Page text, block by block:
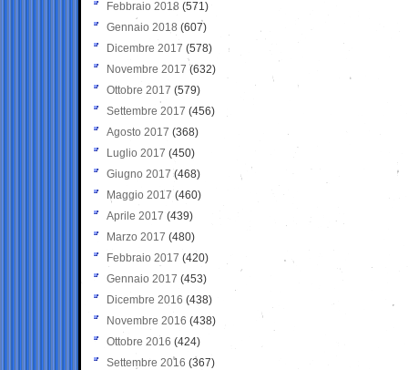
Febbraio 2018 (571)
Gennaio 2018 (607)
Dicembre 2017 (578)
Novembre 2017 (632)
Ottobre 2017 (579)
Settembre 2017 (456)
Agosto 2017 (368)
Luglio 2017 (450)
Giugno 2017 (468)
Maggio 2017 (460)
Aprile 2017 (439)
Marzo 2017 (480)
Febbraio 2017 (420)
Gennaio 2017 (453)
Dicembre 2016 (438)
Novembre 2016 (438)
Ottobre 2016 (424)
Settembre 2016 (367)